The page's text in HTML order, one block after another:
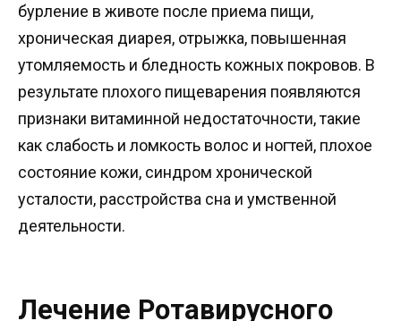
бурление в животе после приема пищи,
хроническая диарея, отрыжка, повышенная
утомляемость и бледность кожных покровов. В
результате плохого пищеварения появляются
признаки витаминной недостаточности, такие
как слабость и ломкость волос и ногтей, плохое
состояние кожи, синдром хронической
усталости, расстройства сна и умственной
деятельности.
Лечение Ротавирусного